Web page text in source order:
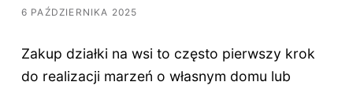
6 PAŹDZIERNIKA 2025
Zakup działki na wsi to często pierwszy krok
do realizacji marzeń o własnym domu lub